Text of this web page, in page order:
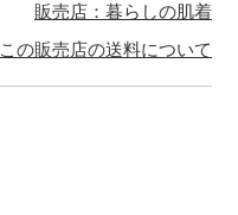
販売店：暮らしの肌着
この販売店の送料について